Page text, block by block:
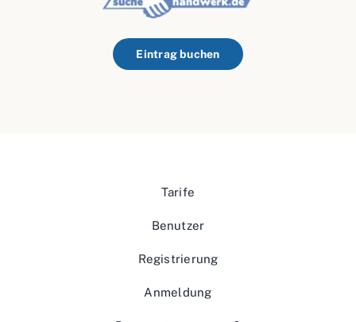
Eintrag buchen
Tarife
Benutzer
Registrierung
Anmeldung